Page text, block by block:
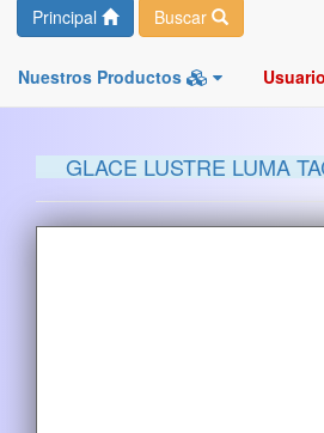
Principal Buscar
Nuestros Productos
GLACE LUSTRE LUMA